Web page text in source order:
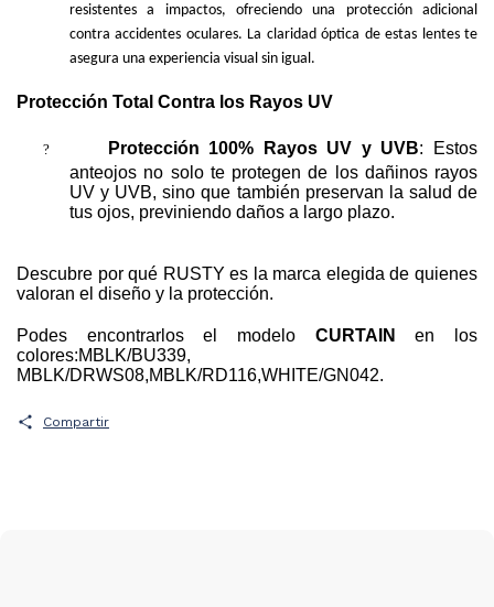
resistentes a impactos, ofreciendo una protección adicional
contra accidentes oculares. La claridad óptica de estas lentes te
asegura una experiencia visual sin igual.
Protección Total Contra los Rayos UV
? Protección 100% Rayos UV y UVB: Estos
anteojos no solo te protegen de los dañinos rayos
UV y UVB, sino que también preservan la salud de
tus ojos, previniendo daños a largo plazo.
Descubre por qué RUSTY es la marca elegida de quienes
valoran el diseño y la protección.
Podes encontrarlos el modelo CURTAINen los
colores:MBLK/BU339,
MBLK/DRWS08,MBLK/RD116,WHITE/GN042.
Compartir